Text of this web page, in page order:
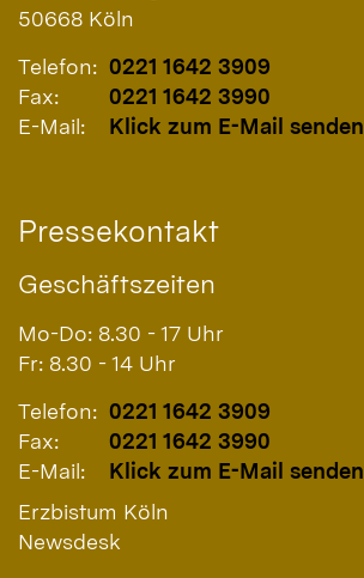
50668 Köln
Telefon: 0221 1642 3909
Fax:
0221 1642 3990
E-Mail:
Klick zum E-Mail senden
Pressekontakt
Geschäftszeiten
Mo-Do: 8.30 - 17 Uhr
Fr: 8.30 - 14 Uhr
Telefon: 0221 1642 3909
Fax:
0221 1642 3990
E-Mail:
Klick zum E-Mail senden
Erzbistum Köln
Newsdesk